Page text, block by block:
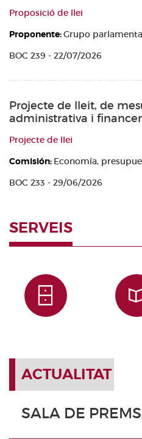
Proposició de llei
Proponente:Grupo
BOC 239 - 22/07/2026
Projecte de lleit, de
administrativa i
Projecte de llei
Comisión: Economía,
BOC 233 - 29/06/2026
SERVEIS
ACTUALITAT
SALA DE